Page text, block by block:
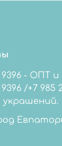
9396 - ОПТ
+7 985 288 6338 -
украшений.